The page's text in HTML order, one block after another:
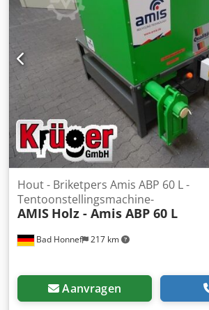
Bad Honnef 217 km
Hout - Briketpers Amis ABP 60 L -
Tentoonstellingsmachine-
AMIS Holz - Amis ABP 60 L
Aanvragen